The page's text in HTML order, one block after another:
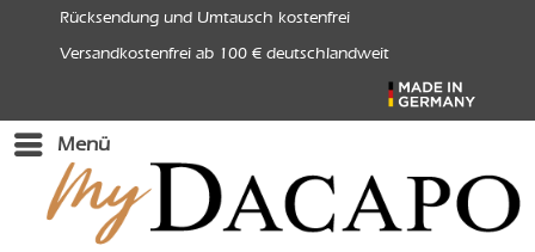
Rücksendung und Umtausch kostenfrei
Versandkostenfrei ab 100 € deutschlandweit
Menü